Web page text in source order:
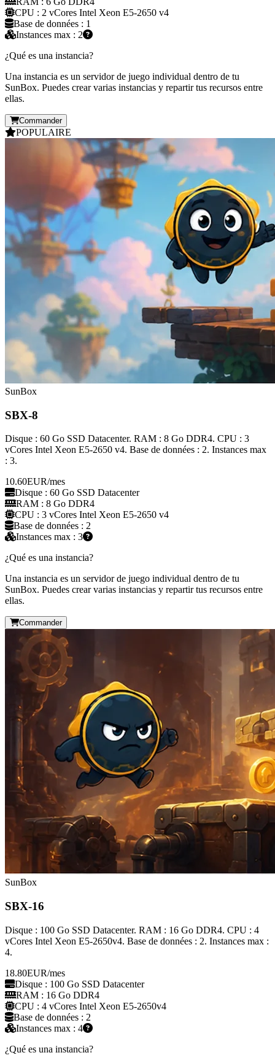
CPU : 2 vCores Intel Xeon E5-2650 v4
Base de données : 1
Instances max : 2
¿Qué es una instancia?
Una instancia es un servidor de juego individual dentro de tu
SunBox. Puedes crear varias instancias y repartir tus recursos entre
ellas.
Commander
POPULAIRE
SunBox
SBX-8
Disque : 60 Go SSD Datacenter. RAM : 8 Go DDR4. CPU : 3
vCores Intel Xeon E5-2650 v4. Base de données : 2. Instances max
: 3.
10.60EUR/mes
Disque : 60 Go SSD Datacenter
RAM : 8 Go DDR4
CPU : 3 vCores Intel Xeon E5-2650 v4
Base de données : 2
Instances max : 3
¿Qué es una instancia?
Una instancia es un servidor de juego individual dentro de tu
SunBox. Puedes crear varias instancias y repartir tus recursos entre
ellas.
Commander
SunBox
SBX-16
Disque : 100 Go SSD Datacenter. RAM : 16 Go DDR4. CPU : 4
vCores Intel Xeon E5-2650v4. Base de données : 2. Instances max :
4.
18.80EUR/mes
Disque : 100 Go SSD Datacenter
RAM : 16 Go DDR4
CPU : 4 vCores Intel Xeon E5-2650v4
Base de données : 2
Instances max : 4
¿Qué es una instancia?